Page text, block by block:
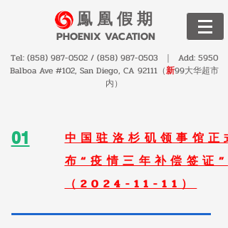
鳯 凰 假 期
PHOENIX VACATION
Tel: (858) 987-0502/ (858) 987-0503 ｜ Add: 5950
Balboa Ave #102, San Diego, CA 92111（新99大华超市
内）
01
中国驻洛杉矶领事馆正
布“疫情三年补偿签证”
（2024-11-11）